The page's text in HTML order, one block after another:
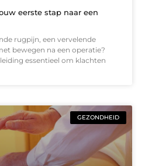
eerste stap naar een
rugpijn, een vervelende
bewegen na een operatie?
essentieel om klachten
GEZONDHEID